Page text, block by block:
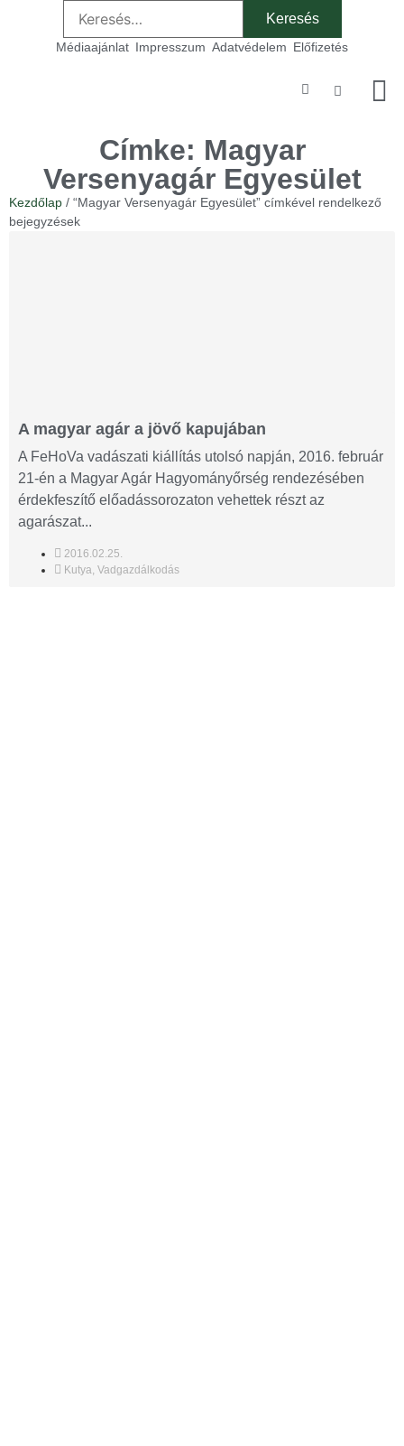
Médiaajánlat Impresszum Adatvédelem Előfizetés
Címke: Magyar
Versenyagár Egyesület
Kezdőlap / “Magyar Versenyagár Egyesület” címkével rendelkező
bejegyzések
A magyar agár a jövő kapujában
A FeHoVa vadászati kiállítás utolsó napján, 2016. február
21-én a Magyar Agár Hagyományőrség rendezésében
érdekfeszítő előadássorozaton vehettek részt az
agarászat...
2016.02.25.
Kutya, Vadgazdálkodás